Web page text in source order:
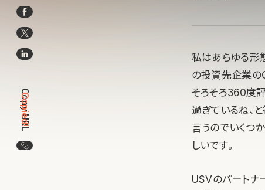
Copy URL
Copied!
この記事のURLをコピー
私はあらゆる形
の投資先企業の
そろそろ360度
過ぎているね、
言うのでいくつ
しいです。
USVのパートナ